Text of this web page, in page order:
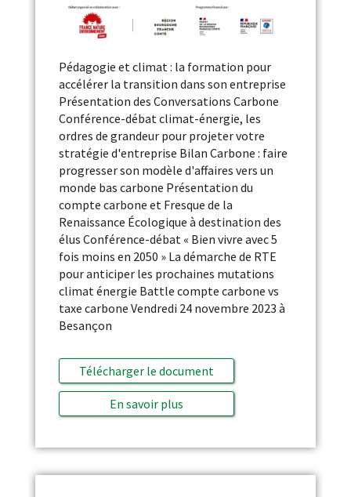
Pédagogie et climat : la formation pour
accélérer la transition dans son entreprise
Présentation des Conversations Carbone
Conférence-débat climat-énergie, les
ordres de grandeur pour projeter votre
stratégie d'entreprise Bilan Carbone : faire
progresser son modèle d'affaires vers un
monde bas carbone Présentation du
compte carbone et Fresque de la
Renaissance Écologique à destination des
élus Conférence-débat « Bien vivre avec 5
fois moins en 2050 » La démarche de RTE
pour anticiper les prochaines mutations
climat énergie Battle compte carbone vs
taxe carbone Vendredi 24 novembre 2023 à
Besançon
Télécharger le document
En savoir plus